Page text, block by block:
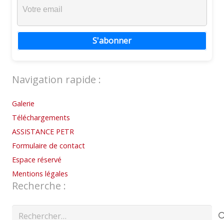
S'abonner
Navigation rapide :
Galerie
Téléchargements
ASSISTANCE PETR
Formulaire de contact
Espace réservé
Mentions légales
Recherche :